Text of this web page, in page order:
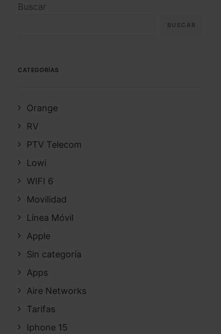
Buscar
BUSCAR
CATEGORÍAS
Orange
RV
PTV Telecom
Lowi
WIFI 6
Movilidad
Línea Móvil
Apple
Sin categoría
Apps
Aire Networks
Tarifas
Iphone 15